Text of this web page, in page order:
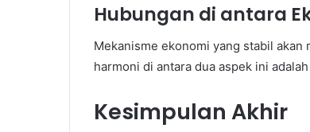
Hubungan di antara
Mekanisme ekonomi yang stabil akan
harmoni di antara dua aspek ini
Kesimpulan Akhir